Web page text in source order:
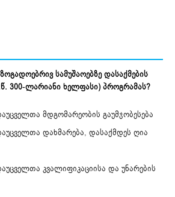
სამუშაოებზე დასაქმების
300-ლარიანი ხელფასი) პროგრამას?
მდგომარეობის გაუმჯობესება
დახმარება, დასაქმდეს ღია
კვალიფიკაციისა და უნარების